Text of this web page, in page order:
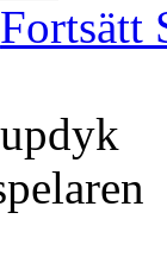
Fortsätt